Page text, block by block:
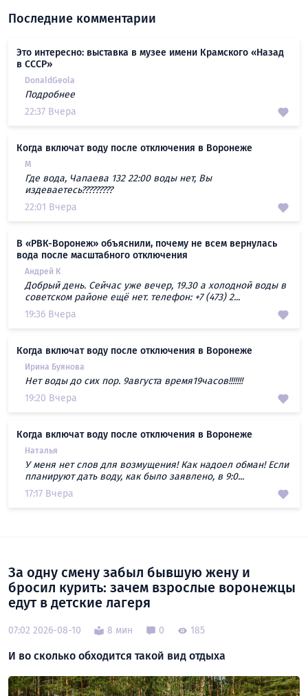
Последние комментарии
Это интересно: выставка в музее имени Крамского «Назад
в СССР»
DonaldGeola
Подробнее
22:37 Вчера
Когда включат воду после отключения в Воронеже
М
Где вода, Чапаева 132 22:00 воды нет, Вы
издеваетесь?????????
22:01 Вчера
В «РВК-Воронеж» объяснили, почему не всем вернулась
вода после масштабного отключения
Андрей К
Добрый день. Сейчас уже вечер, 19.30 а холодной воды в
советском районе ещё нет. телефон: +7 (473) 2...
19:36 Вчера
Когда включат воду после отключения в Воронеже
Ирина Буянова
Нет воды до сих пор. 9августа время19часов!!!!!!!
19:20 Вчера
Когда включат воду после отключения в Воронеже
Наталья
У меня нет слов для возмущения! Как надоел обман! Если
планируют дать воду, как было заявлено, в 9:0...
17:17 Вчера
За одну смену забыл бывшую жену и
бросил курить: зачем взрослые воронежцы
едут в детские лагеря
07:02 2026-08-10 8 мин 0 185
И во сколько обходится такой вид отдыха